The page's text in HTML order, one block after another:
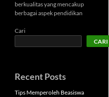
berkualitas yang mencakup
berbagai aspek pendidikan
Cari
CARI
Recent Posts
Tips Memperoleh Beasiswa